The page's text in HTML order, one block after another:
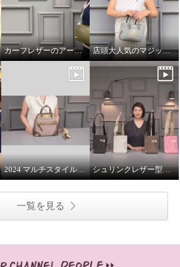
カーフレザーのアールデコモチーフのウォレット 店頭大人気のマジックライト
2024 マルチスタイルバッグ 解説 シュリンクレザー型押し マルチポーチ
一覧を見る